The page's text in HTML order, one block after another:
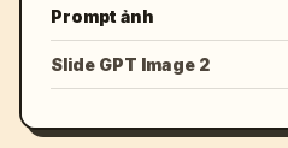
Prompt ảnh
Slide GPT Image 2